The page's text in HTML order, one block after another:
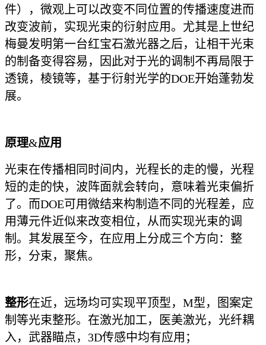
件），微观上可以改变不同位置的传播速度进而
改变波前，实现光束的衍射应用。尤其是上世纪
梅曼发明第一台红宝石激光器之后，让相干光束
的制备变得容易，因此对于光的调制不再局限于
透镜，棱镜等，基于衍射光学的DOE开始蓬勃发
展。
原理&应用
光束在传播相同时间内，光程长的走的慢，光程
短的走的快，波阵面就会转向，意味着光束偏折
了。而DOE可用微结来构制造不同的光程差，应
用薄元件近似来改变相位，从而实现光束的调
制。其发展至今，在应用上分成三个方向：整
形，分束，聚焦。
整形在近，远场均可实现平顶型，M型，图案定
制等光束整形。在激光加工，医美激光，光纤耦
入，武器瞄点，3D传感中均有应用；